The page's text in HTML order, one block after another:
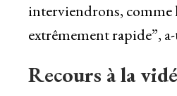
interviendrons, comme
extrêmement rapide”,
Recours à la